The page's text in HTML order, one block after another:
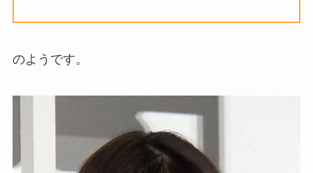
のようです。